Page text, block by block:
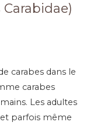
carabes dans le
carabes
Les adultes
parfois même